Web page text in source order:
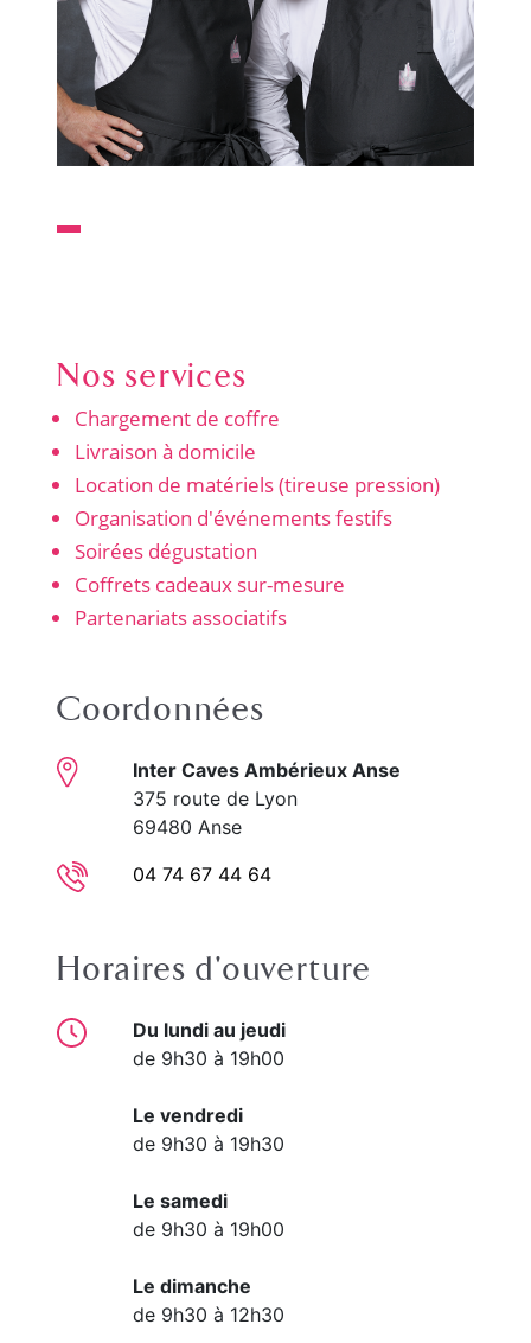
Nos services
Chargement de coffre
Livraison à domicile
Location de matériels (tireuse pression)
Organisation d'événements festifs
Soirées dégustation
Coffrets cadeaux sur-mesure
Partenariats associatifs
Coordonnées
Inter Caves Ambérieux Anse
375 route de Lyon
69480 Anse
04 74 67 44 64
Horaires d'ouverture
Du lundi au jeudi
de 9h30 à 19h00
Le vendredi
de 9h30 à 19h30
Le samedi
de 9h30 à 19h00
Le dimanche
de 9h30 à 12h30